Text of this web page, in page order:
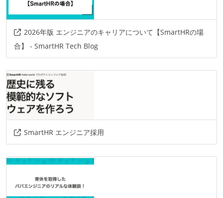
2026年版 エンジニアのキャリアについて【SmartHRの場
合】 - SmartHR Tech Blog
SmartHR エンジニア採用